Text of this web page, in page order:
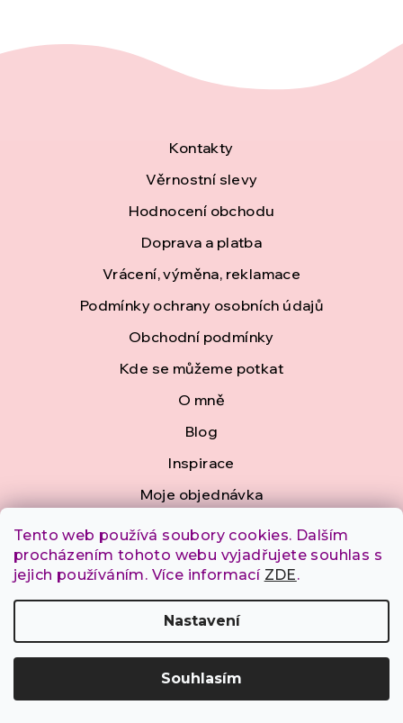
Tento web používá soubory cookies. Dalším
procházením tohoto webu vyjadřujete souhlas s
jejich používáním. Více informací ZDE.
Nastavení
Souhlasím
Kontakty
Věrnostní slevy
Hodnocení obchodu
Doprava a platba
Vrácení, výměna, reklamace
Podmínky ochrany osobních údajů
Obchodní podmínky
Kde se můžeme potkat
O mně
Blog
Inspirace
Moje objednávka
Zaregistrujte se a dostávejte přednostně zprávy o
nových kolekcích, podílejte se na jejich vývoji a buďte
součástí naší komunity.